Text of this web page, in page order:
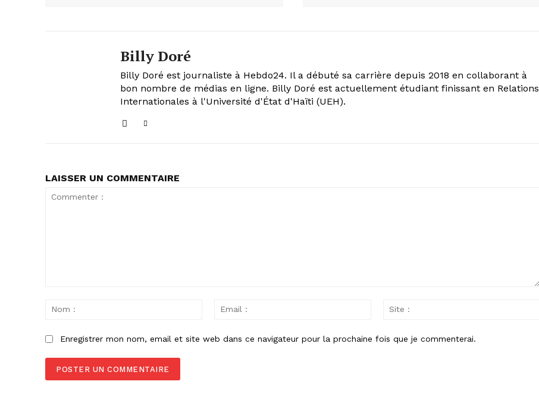
Billy Doré
Billy Doré est journaliste à Hebdo24. Il a débuté sa carrière depuis 2018 en collaborant à
bon nombre de médias en ligne. Billy Doré est actuellement étudiant finissant en Relations
Internationales à l'Université d'État d'Haïti (UEH).
LAISSER UN COMMENTAIRE
Email
Enregistrer mon nom, email et site web dans ce navigateur pour la prochaine fois que je commenterai.